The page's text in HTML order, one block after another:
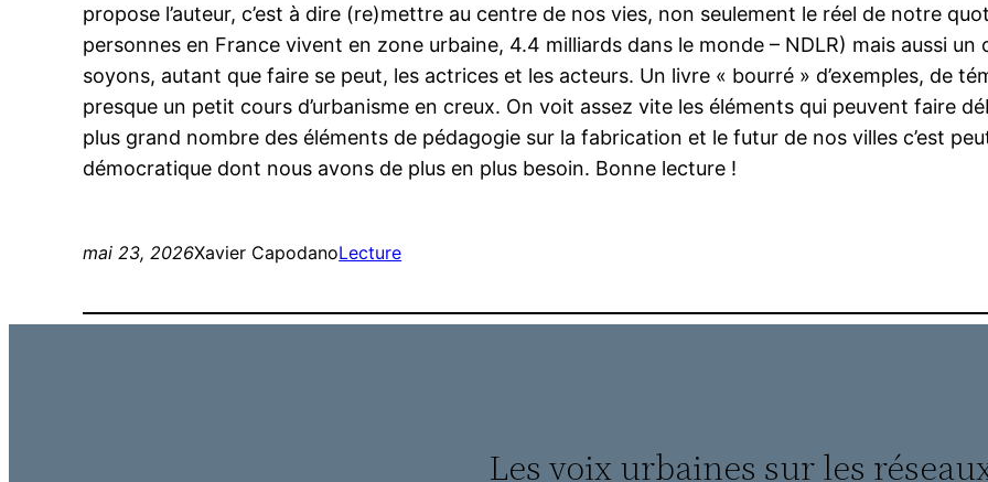
propose l’auteur, c’est à dire (re)mettre au centre de nos vies, non seulement le réel de notre
personnes en France vivent en zone urbaine, 4.4 milliards dans le monde – NDLR) mais aussi
soyons, autant que faire se peut, les actrices et les acteurs. Un livre « bourré » d’exemples, de
presque un petit cours d’urbanisme en creux. On voit assez vite les éléments qui peuvent faire
plus grand nombre des éléments de pédagogie sur la fabrication et le futur de nos villes c’est
démocratique dont nous avons de plus en plus besoin. Bonne lecture !
mai 23, 2026Xavier CapodanoLecture
Les voix urbaines sur les